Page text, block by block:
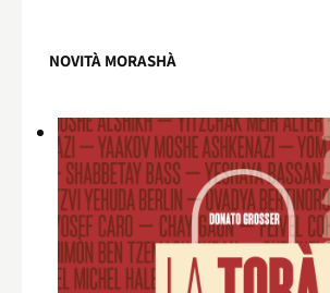
NOVITÀ MORASHÀ